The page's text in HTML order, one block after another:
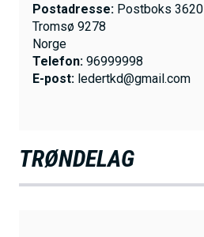
Postadresse: Postboks 3620
Tromsø 9278
Norge
Telefon: 96999998
E-post: ledertkd@gmail.com
TRØNDELAG